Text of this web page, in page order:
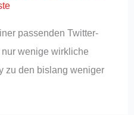
passenden Twitter-
wenige wirkliche
zu den bislang weniger